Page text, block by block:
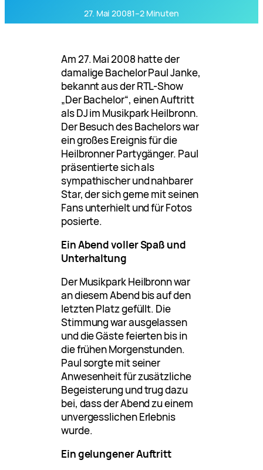
27. Mai 20081–2 Minuten
Am 27. Mai 2008 hatte der
damalige Bachelor Paul Janke,
bekannt aus der RTL-Show
„Der Bachelor“, einen Auftritt
als DJ im Musikpark Heilbronn.
Der Besuch des Bachelors war
ein großes Ereignis für die
Heilbronner Partygänger. Paul
präsentierte sich als
sympathischer und nahbarer
Star, der sich gerne mit seinen
Fans unterhielt und für Fotos
posierte.
Ein Abend voller Spaß und
Unterhaltung
Der Musikpark Heilbronn war
an diesem Abend bis auf den
letzten Platz gefüllt. Die
Stimmung war ausgelassen
und die Gäste feierten bis in
die frühen Morgenstunden.
Paul sorgte mit seiner
Anwesenheit für zusätzliche
Begeisterung und trug dazu
bei, dass der Abend zu einem
unvergesslichen Erlebnis
wurde.
Ein gelungener Auftritt